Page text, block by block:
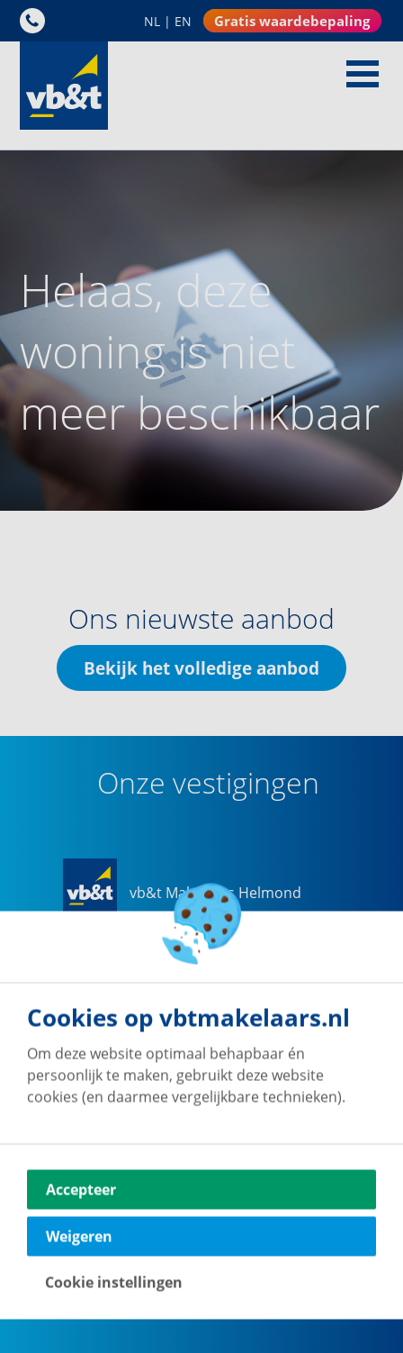
NL | EN Gratis waardebepaling
Helaas, deze
woning is niet
meer beschikbaar
Ons nieuwste aanbod
Bekijk het volledige aanbod
Onze vestigingen
vb&t Makelaars Helmond
Helmond
Naar vestiging
vb&t Makelaars Eindhoven
Vestdijk 180
5611 CZ Eindhoven
040-2696949
eindhoven@vbtmakelaars.nl
Naar vestiging
Cookies op vbtmakelaars.nl
Om deze website optimaal behapbaar én
persoonlijk te maken, gebruikt deze website
cookies (en daarmee vergelijkbare technieken).
Accepteer
Weigeren
Cookie instellingen